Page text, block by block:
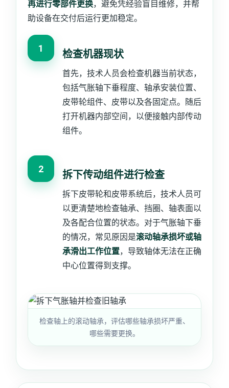
再进行零部件更换，避免凭经验盲目维修，并帮
助设备在交付后运行更加稳定。
1 检查机器现状
首先，技术人员会检查机器当前状态，
包括气胀轴下垂程度、轴承安装位置、
皮带轮组件、皮带以及各固定点。随后
打开机器内部空间，以便接触内部传动
组件。
2 拆下传动组件进行检查
拆下皮带轮和皮带系统后，技术人员可
以更清楚地检查轴承、挡圈、轴表面以
及各配合位置的状态。对于气胀轴下垂
的情况，常见原因是滚动轴承损坏或轴
承滑出工作位置，导致轴体无法在正确
中心位置得到支撑。
检查轴上的滚动轴承，评估哪些轴承损坏严重、
哪些需要更换。